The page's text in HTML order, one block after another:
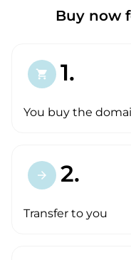
Buy now
shopping_cart 1.
You buy the
arrow_forward 2.
Transfer to you